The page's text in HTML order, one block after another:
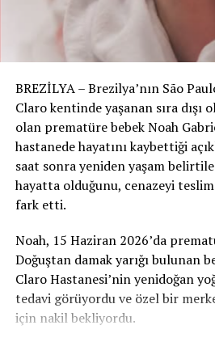
BREZİLYA – Brezilya’nın São
Claro kentinde yaşanan sıra dışı
olan prematüre bebek Noah
hastanede hayatını kaybettiği
saat sonra yeniden yaşam
hayatta olduğunu, cenazeyi
fark etti.
Noah, 15 Haziran 2026’da
Doğuştan damak yarığı bulunan
Claro Hastanesi’nin yenidoğan
tedavi görüyordu ve özel bir
için nakil bekliyordu.